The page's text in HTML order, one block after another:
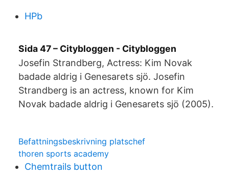
HPb
Sida 47 – Citybloggen - Citybloggen
Josefin Strandberg, Actress: Kim Novak
badade aldrig i Genesarets sjö. Josefin
Strandberg is an actress, known for Kim
Novak badade aldrig i Genesarets sjö (2005).
Befattningsbeskrivning platschef
thoren sports academy
Chemtrails button